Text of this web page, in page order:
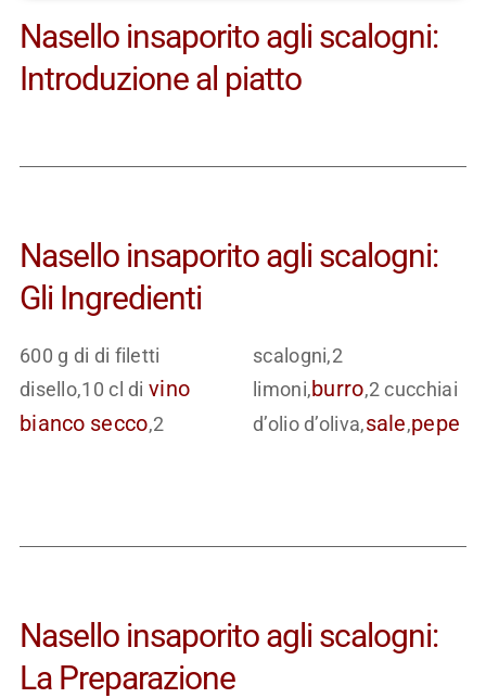
Nasello insaporito agli scalogni:
Introduzione al piatto
Nasello insaporito agli scalogni:
Gli Ingredienti
600 g di di filetti
disello,10 cl di vino
bianco secco,2
scalogni,2
limoni,burro,2 cucchiai
d’olio d’oliva,sale,pepe
Nasello insaporito agli scalogni:
La Preparazione